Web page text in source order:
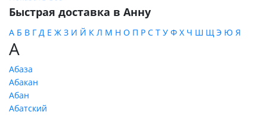
Быстрая доставка в Анну
А Б В Г Д Е Ж З И Й К Л М Н О П Р С Т У Ф Х Ч Ш Щ Э Ю Я
А
Абаза
Абакан
Абан
Абатский